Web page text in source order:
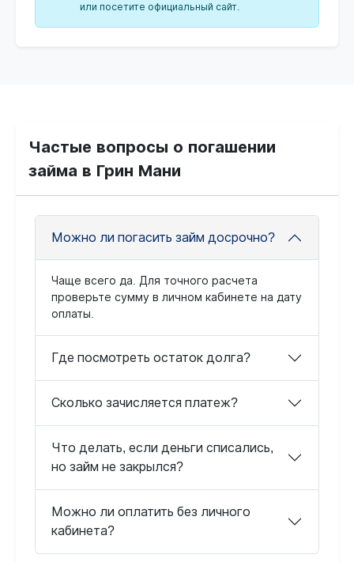
или посетите официальный сайт.
Частые вопросы о погашении
займа в Грин Мани
Можно ли погасить займ досрочно?
Чаще всего да. Для точного расчета
проверьте сумму в личном кабинете на дату
оплаты.
Где посмотреть остаток долга?
Сколько зачисляется платеж?
Что делать, если деньги списались,
но займ не закрылся?
Можно ли оплатить без личного
кабинета?